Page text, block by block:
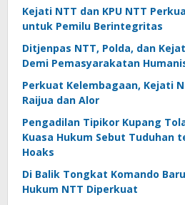
Kejati NTT dan KPU NTT
untuk Pemilu Berintegritas
Ditjenpas NTT, Polda, dan
Demi Pemasyarakatan
Perkuat Kelembagaan, Kejati
Raijua dan Alor
Pengadilan Tipikor Kupang
Kuasa Hukum Sebut Tuduhan
Hoaks
Di Balik Tongkat Komando
Hukum NTT Diperkuat